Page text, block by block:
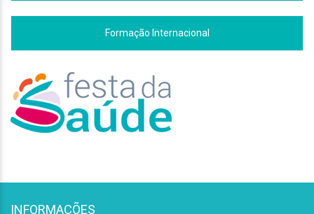
Formação Internacional
INFORMAÇÕES